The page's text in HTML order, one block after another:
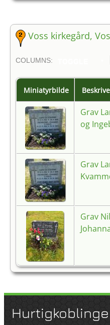
Voss kirkegård,
COLUMNS:
Miniatyrbilde
Grav
og
Grav
Grav